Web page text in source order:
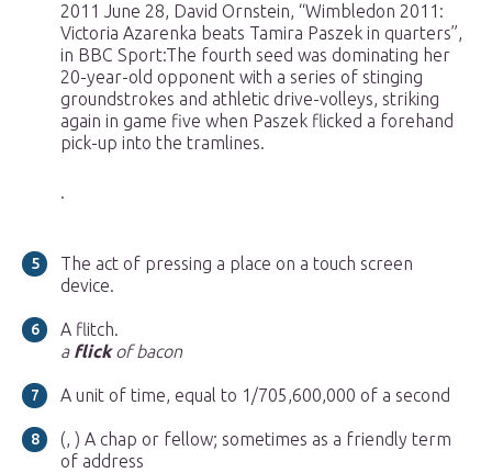
2011 June 28, David Ornstein, “Wimbledon 2011:
Victoria Azarenka beats Tamira Paszek in quarters”,
in BBC Sport‎:The fourth seed was dominating her
20-year-old opponent with a series of stinging
groundstrokes and athletic drive-volleys, striking
again in game five when Paszek flicked a forehand
pick-up into the tramlines.
.
The act of pressing a place on a touch screen
device.
A flitch.
a flickof bacon
A unit of time, equal to 1/705,600,000 of a second
(, ) A chap or fellow; sometimes as a friendly term
of address